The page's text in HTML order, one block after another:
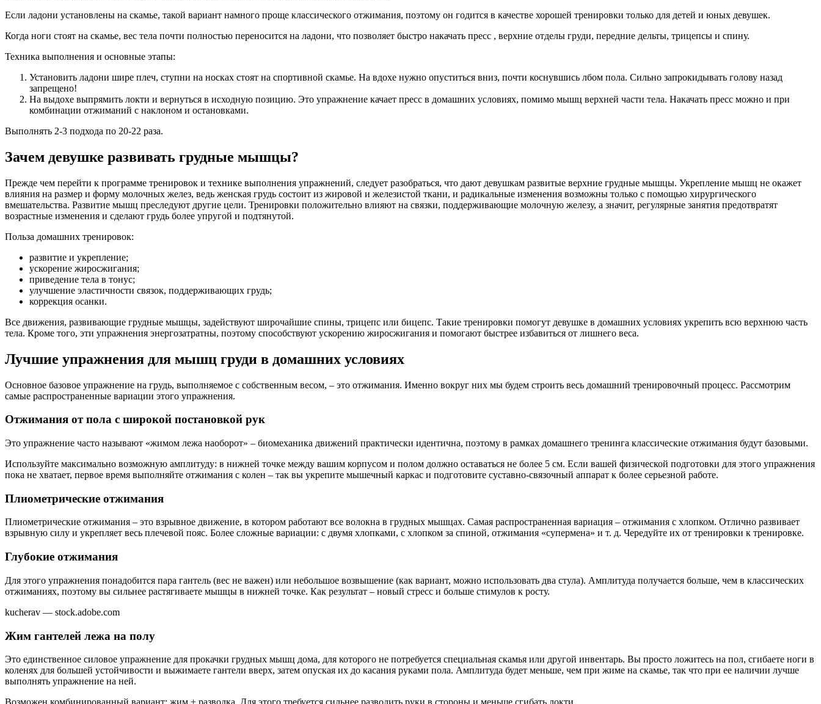
Если ладони установлены на скамье, такой вариант намного проще классического отжимания, поэтому он годится в качестве хорошей тренировки только для детей и юных девушек.
Когда ноги стоят на скамье, вес тела почти полностью переносится на ладони, что позволяет быстро накачать пресс , верхние отделы груди, передние дельты, трицепсы и спину.
Техника выполнения и основные этапы:
Установить ладони шире плеч, ступни на носках стоят на спортивной скамье. На вдохе нужно опуститься вниз, почти коснувшись лбом пола. Сильно запрокидывать голову назад
запрещено!
На выдохе выпрямить локти и вернуться в исходную позицию. Это упражнение качает пресс в домашних условиях, помимо мышц верхней части тела. Накачать пресс можно и при
комбинации отжиманий с наклоном и остановками.
Выполнять 2-3 подхода по 20-22 раза.
Зачем девушке развивать грудные мышцы?
Прежде чем перейти к программе тренировок и технике выполнения упражнений, следует разобраться, что дают девушкам развитые верхние грудные мышцы. Укрепление мышц не окажет
влияния на размер и форму молочных желез, ведь женская грудь состоит из жировой и железистой ткани, и радикальные изменения возможны только с помощью хирургического
вмешательства. Развитие мышц преследуют другие цели. Тренировки положительно влияют на связки, поддерживающие молочную железу, а значит, регулярные занятия предотвратят
возрастные изменения и сделают грудь более упругой и подтянутой.
Польза домашних тренировок:
развитие и укрепление;
ускорение жиросжигания;
приведение тела в тонус;
улучшение эластичности связок, поддерживающих грудь;
коррекция осанки.
Все движения, развивающие грудные мышцы, задействуют широчайшие спины, трицепс или бицепс. Такие тренировки помогут девушке в домашних условиях укрепить всю верхнюю часть
тела. Кроме того, эти упражнения энергозатратны, поэтому способствуют ускорению жиросжигания и помогают быстрее избавиться от лишнего веса.
Лучшие упражнения для мышц груди в домашних условиях
Основное базовое упражнение на грудь, выполняемое с собственным весом, – это отжимания. Именно вокруг них мы будем строить весь домашний тренировочный процесс. Рассмотрим
самые распространенные вариации этого упражнения.
Отжимания от пола с широкой постановкой рук
Это упражнение часто называют «жимом лежа наоборот» – биомеханика движений практически идентична, поэтому в рамках домашнего тренинга классические отжимания будут базовыми.
Используйте максимально возможную амплитуду: в нижней точке между вашим корпусом и полом должно оставаться не более 5 см. Если вашей физической подготовки для этого упражнения
пока не хватает, первое время выполняйте отжимания с колен – так вы укрепите мышечный каркас и подготовите суставно-связочный аппарат к более серьезной работе.
Плиометрические отжимания
Плиометрические отжимания – это взрывное движение, в котором работают все волокна в грудных мышцах. Самая распространенная вариация – отжимания с хлопком. Отлично развивает
взрывную силу и укрепляет весь плечевой пояс. Более сложные вариации: с двумя хлопками, с хлопком за спиной, отжимания «супермена» и т. д. Чередуйте их от тренировки к тренировке.
Глубокие отжимания
Для этого упражнения понадобится пара гантель (вес не важен) или небольшое возвышение (как вариант, можно использовать два стула). Амплитуда получается больше, чем в классических
отжиманиях, поэтому вы сильнее растягиваете мышцы в нижней точке. Как результат – новый стресс и больше стимулов к росту.
kucherav — stock.adobe.com
Жим гантелей лежа на полу
Это единственное силовое упражнение для прокачки грудных мышц дома, для которого не потребуется специальная скамья или другой инвентарь. Вы просто ложитесь на пол, сгибаете ноги в
коленях для большей устойчивости и выжимаете гантели вверх, затем опуская их до касания руками пола. Амплитуда будет меньше, чем при жиме на скамье, так что при ее наличии лучше
выполнять упражнение на ней.